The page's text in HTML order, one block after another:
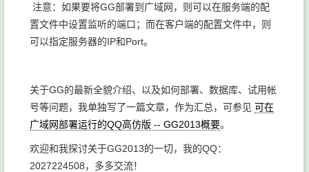
注意：如果要将GG部署到广域网，则可以在服务端的配
置文件中设置监听的端口；而在客户端的配置文件中，则
可以指定服务器的IP和Port。
关于GG的最新全貌介绍、以及如何部署、数据库、试用帐
号等问题，我单独写了一篇文章，作为汇总，可参见 可在
广域网部署运行的QQ高仿版 -- GG2013概要。
欢迎和我探讨关于GG2013的一切，我的QQ：
2027224508，多多交流！